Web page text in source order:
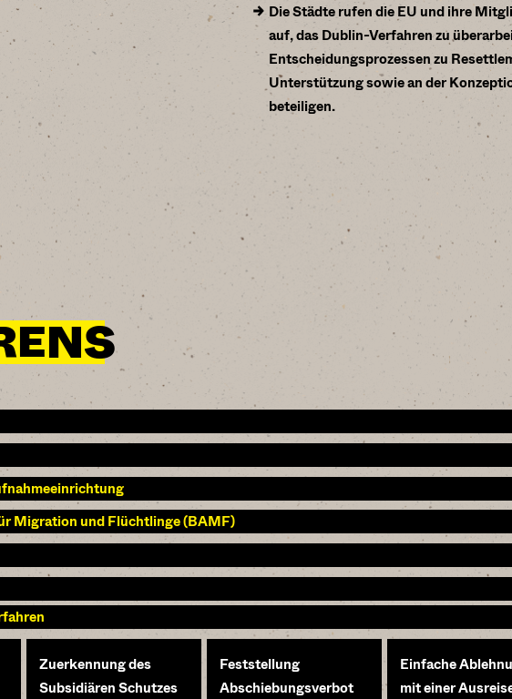
Die Städte rufen die EU und ihre
auf, das Dublin-Verfahren zu
Entscheidungsprozessen zu
Unterstützung sowie an der
beteiligen.
Migration und Flüchtlinge (BAMF)
Zuerkennung des
Subsidiären Schutzes
Feststellung
Abschiebungsverbot
Einfache
mit einer